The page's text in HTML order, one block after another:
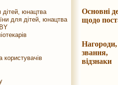
дітей, юнацтва
для дітей, юнацтва
користувачів
Основні
щодо
Нагороди,
звання,